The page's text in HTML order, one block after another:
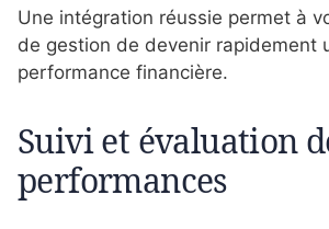
Une intégration réussie permet à
de gestion de devenir rapidement
performance financière.
Suivi et évaluation
performances